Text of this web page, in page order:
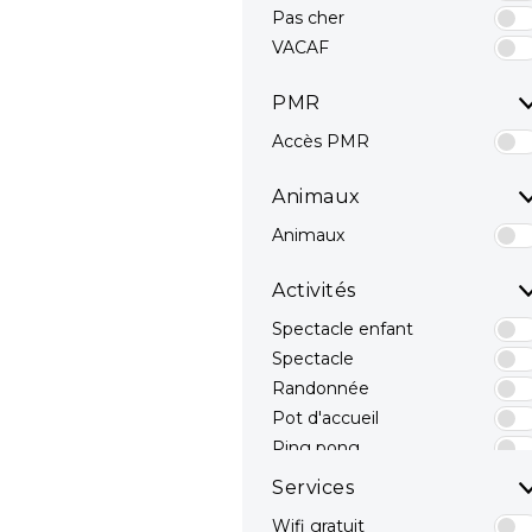
Pas cher
VACAF
PMR
Accès PMR
Animaux
Animaux
Activités
Spectacle enfant
Spectacle
Randonnée
Pot d'accueil
Ping pong
Terrain Multisport
Services
Wifi gratuit